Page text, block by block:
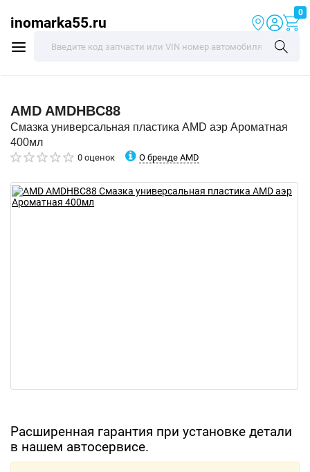
inomarka55.ru
0
AMD AMDHBC88
Смазка универсальная пластика AMD аэр Ароматная
400мл
0 оценок О бренде AMD
Расширенная гарантия при установке детали
в нашем автосервисе.